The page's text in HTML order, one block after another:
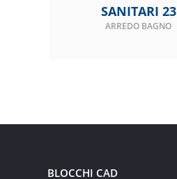
SANITARI 23
ARREDO BAGNO
BLOCCHI CAD